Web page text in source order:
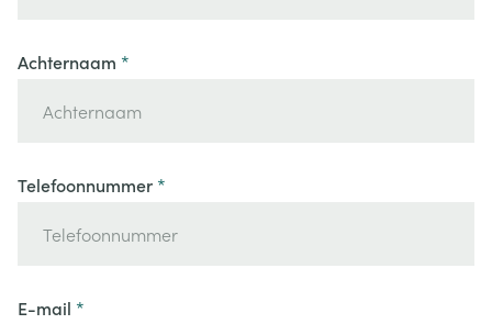
Achternaam
Telefoonnummer
E-mail